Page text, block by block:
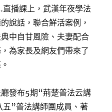
播課上，武漢年夜學法
說話，聯合鮮活案例，
中自甘風險、夫妻配合
為家長及網友們帶來了
發布5期“荊楚普法云講
”普法講師團成員、著